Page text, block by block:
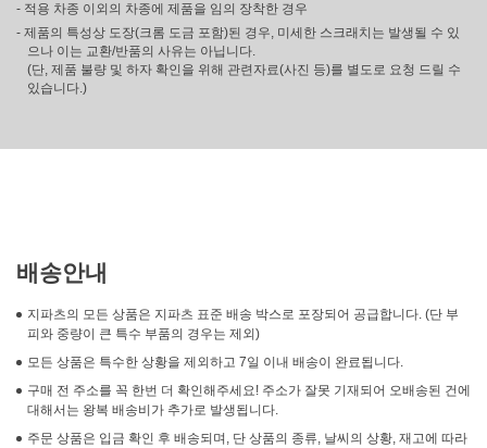
- 적용 차종 이외의 차종에 제품을 임의 장착한 경우
- 제품의 특성상 도장(크롬 도금 포함)된 경우, 미세한 스크래치는 발생될 수 있
으나 이는 교환/반품의 사유는 아닙니다.
(단, 제품 불량 및 하자 확인을 위해 관련자료(사진 등)를 별도로 요청 드릴 수
있습니다.)
배송안내
지파츠의 모든 상품은 지파츠 표준 배송 박스로 포장되어 공급합니다. (단 부
피와 중량이 큰 특수 부품의 경우는 제외)
모든 상품은 특수한 상황을 제외하고 7일 이내 배송이 완료됩니다.
구매 전 주소를 꼭 한번 더 확인해주세요! 주소가 잘못 기재되어 오배송된 건에
대해서는 왕복 배송비가 추가로 발생됩니다.
주문 상품은 입금 확인 후 배송되며, 단 상품의 종류, 날씨의 상황, 재고에 따라